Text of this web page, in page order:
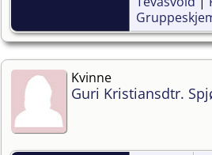
Kvinne
Guri Kristiansdtr.